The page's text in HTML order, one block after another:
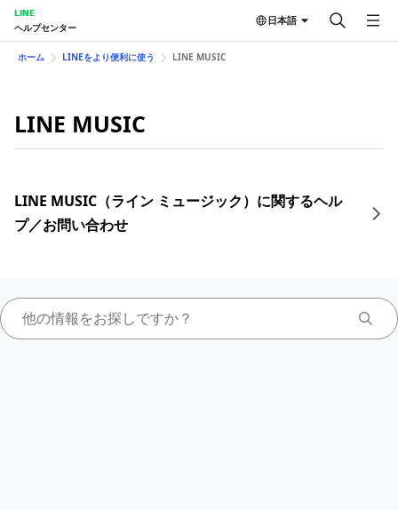
LINE
ヘルプセンター
日本語
ホーム LINEをより便利に使う LINE MUSIC
LINE MUSIC
LINE MUSIC（ライン ミュージック）に関するヘル
プ／お問い合わせ